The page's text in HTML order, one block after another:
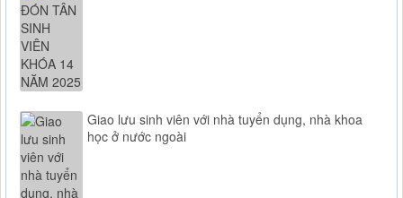
Giao lưu sinh viên với nhà tuyển dụng, nhà khoa
học ở nước ngoài